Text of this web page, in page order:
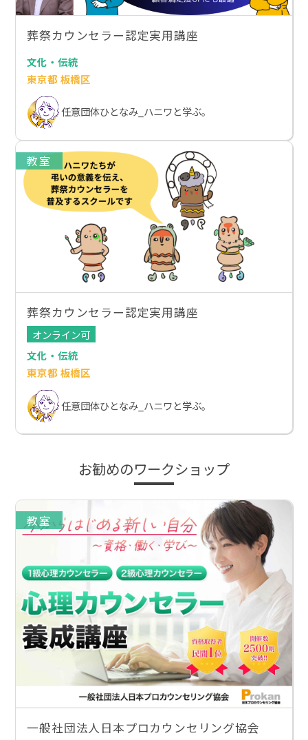
葬祭カウンセラー認定実用講座
文化・伝統
東京都 板橋区
任意団体ひとなみ_ハニワと学ぶ。
教室
葬祭カウンセラー認定実用講座
オンライン可
文化・伝統
東京都 板橋区
任意団体ひとなみ_ハニワと学ぶ。
お勧めのワークショップ
教室
一般社団法人日本プロカウンセリング協会